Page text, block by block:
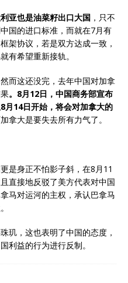
亚也是油菜籽出口大国 ，只不
国的进口标准，而就在7月有
架协议，若是双方达成一致，
有希望重新接轨。
而这还没完，去年中国对加拿
。8月12日，中国商务部宣布
月14日开始，将会对加拿大的
拿大是要失去所有力气了。
是身正不怕影子斜，在8月11
直接地反驳了美方代表对中国
马对运河的主权，承认巴拿马
玑，这也表明了中国的态度，
利益的行为进行反制。